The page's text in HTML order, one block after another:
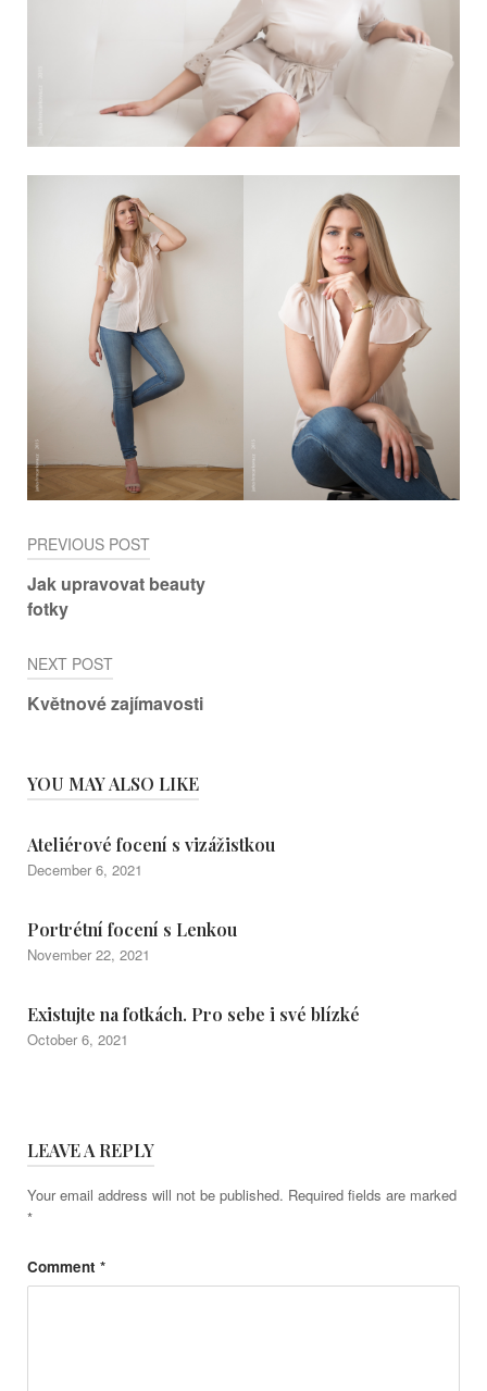
Post
navigation
PREVIOUS POST
Jak upravovat beauty
fotky
NEXT POST
Květnové zajímavosti
YOU MAY ALSO LIKE
Ateliérové focení s vizážistkou
December 6, 2021
Portrétní focení s Lenkou
November 22, 2021
Existujte na fotkách. Pro sebe i své blízké
October 6, 2021
LEAVE A REPLY
Your email address will not be published. Required fields are marked
*
Comment *